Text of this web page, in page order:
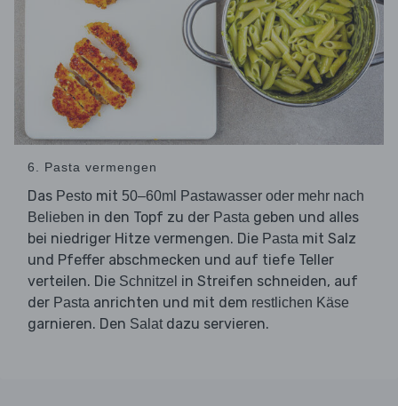
6. Pasta vermengen
Das Pesto mit 50–60ml Pastawasser oder mehr nach
Belieben in den Topf zu der Pasta geben und alles
bei niedriger Hitze vermengen. Die Pasta mit Salz
und Pfeffer abschmecken und auf tiefe Teller
verteilen. Die Schnitzel in Streifen schneiden, auf
der Pasta anrichten und mit dem restlichen Käse
garnieren. Den Salatdazu servieren.